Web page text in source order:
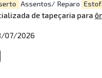
Assentos/ Reparo
de tapeçaria para
07/2026